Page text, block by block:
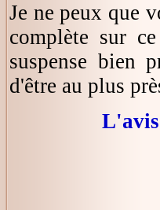
Je ne peux que
complète sur
suspense bien
d'être au plus
L'avis